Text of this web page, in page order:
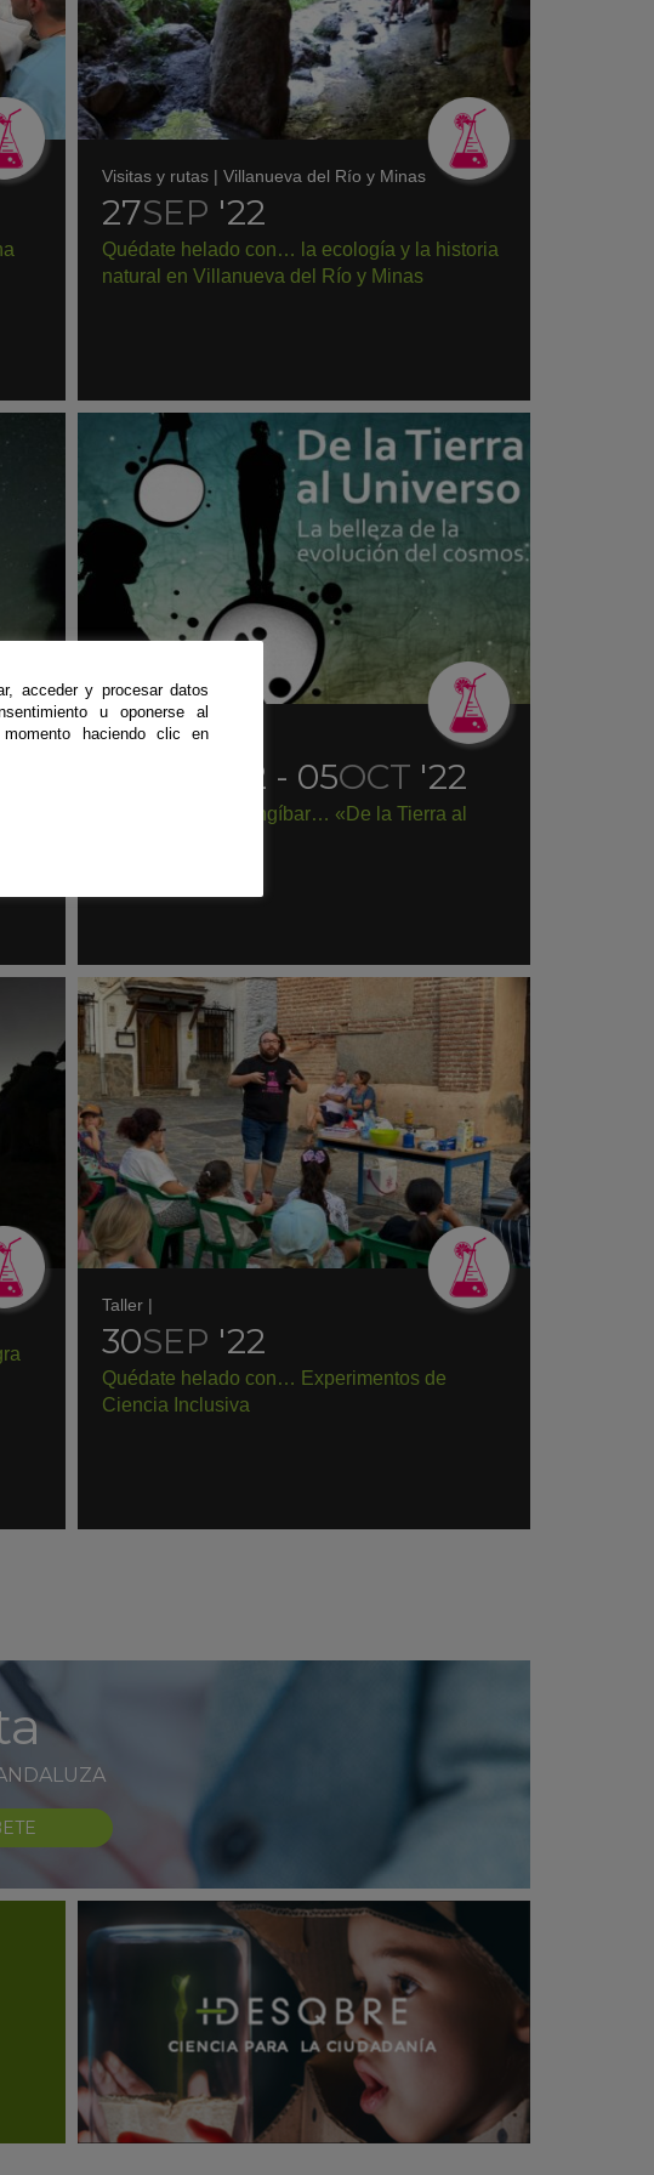
Visitas y rutas| Villanueva del Río y Minas
27SEP '22
Quédate helado con… la ecología y la historia
natural en Villanueva del Río y Minas
Exposición |Jaén
'22 - 05OCT '22
Exposición en Mengíbar… «De la Tierra al
Taller|
30SEP '22
Quédate helado con… Experimentos de
Ciencia Inclusiva
acceder y procesar datos
u oponerse al
haciendo clic en